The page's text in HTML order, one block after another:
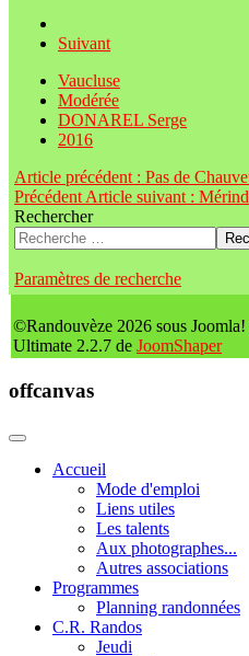
Suivant
Vaucluse
Modérée
DONAREL Serge
2016
Article précédent : Pas de
Précédent Article suivant :
Rechercher
Paramètres de recherche
©Randouvèze 2026 sous
Ultimate 2.2.7 de JoomShaper
offcanvas
Accueil
Mode d'emploi
Liens utiles
Les talents
Aux photographes...
Autres associations
Programmes
Planning randonnées
C.R. Randos
Jeudi